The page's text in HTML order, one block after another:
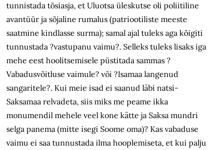
tunnistada tõsiasja, et Uluotsa üleskutse oli poliitiline
avantüür ja sõjaline rumalus (patriootiliste meeste
saatmine kindlasse surma); samal ajal tuleks aga kõigiti
tunnustada ?vastupanu vaimu?. Selleks tuleks lisaks iga
mehe eest hoolitsemisele püstitada sammas ?
Vabadusvõitluse vaimule? või ?Isamaa langenud
sangaritele?. Kui meie isad ei saanud läbi natsi-
Saksamaa relvadeta, siis miks me peame ikka
monumendil mehele veel kone kätte ja Saksa mundri
selga panema (mitte isegi Soome oma)? Kas vabaduse
vaimu ei saa tunnustada ilma hooplemiseta, et kui palju